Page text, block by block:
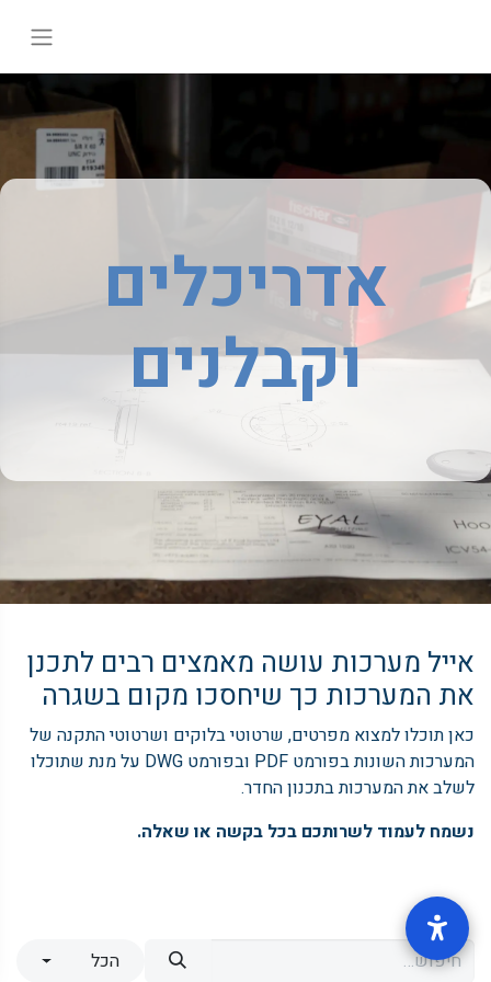
אדריכלים
וקבלנים​
אייל מערכות עושה מאמצים רבים לתכנן
את המערכות כך שיחסכו מקום בשגרה
כאן תוכלו למצוא מפרטים, שרטוטי בלוקים ושרטוטי התקנה של
המערכות השונות בפורמט PDF ובפורמט DWG על מנת שתוכלו
לשלב את המערכות בתכנון החדר.
נשמח לעמוד לשרותכם בכל בקשה או שאלה.
הכל